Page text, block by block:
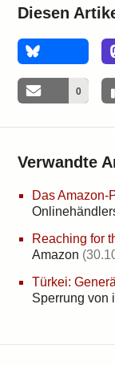
Diesen
0
Verwandte
Das Amazon-
Reaching for
Amazon
Türkei:
Sperrung von